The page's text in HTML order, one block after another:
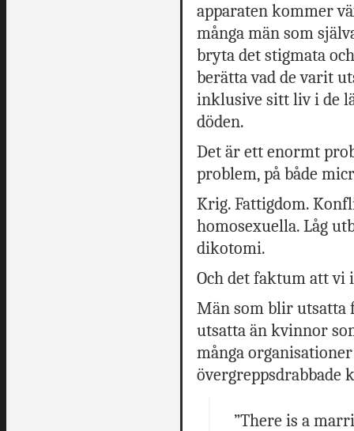
apparaten kommer
många män som
bryta det stigmata
berätta vad de varit
inklusive sitt liv i de
döden.
Det är ett enormt
problem, på både
Krig. Fattigdom.
homosexuella. Låg
dikotomi.
Och det faktum att vi
Män som blir utsatta
utsatta än kvinnor
många
övergreppsdrabbade
”There is a